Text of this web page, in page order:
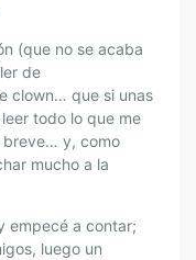
(que no se acaba
de
clown… que si unas
todo lo que me
breve… y, como
mucho a la
empecé a contar;
luego un